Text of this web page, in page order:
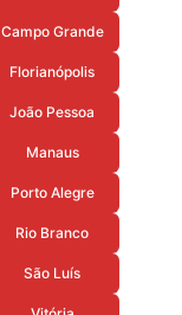
Campo Grande
Florianópolis
João Pessoa
Manaus
Porto Alegre
Rio Branco
São Luís